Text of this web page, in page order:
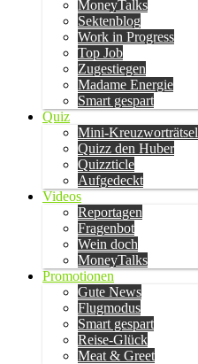
MoneyTalks
Sektenblog
Work in Progress
Top Job
Zugestiegen
Madame Energie
Smart gespart
Quiz
Mini-Kreuzworträtsel
Quizz den Huber
Quizzticle
Aufgedeckt
Videos
Reportagen
Fragenbot
Wein doch
MoneyTalks
Promotionen
Gute News
Flugmodus
Smart gespart
Reise-Glück
Meat & Greet